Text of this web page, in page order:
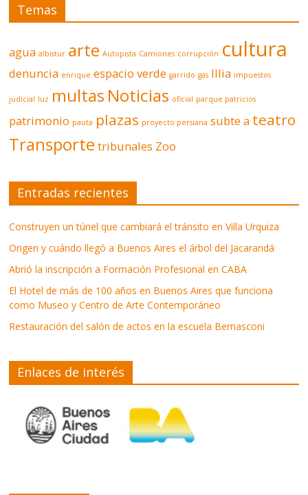
Temas
agua albistur arte Autopista Camiones corrupción cultura
denuncia enrique espacio verde garrido gas Illia impuestos
judicial luz multas Noticias oficial parque patricios
patrimonio pauta plazas proyecto persiana subte a teatro
Transporte tribunales Zoo
Entradas recientes
Construyen un túnel que cambiará el tránsito en Villa Urquiza
Origen y cuándo llegó a Buenos Aires el árbol del Jacarandá
Abrió la inscripción a Formación Profesional en CABA
El Hotel de más de 100 años en Buenos Aires que funciona
como Museo y Centro de Arte Contemporáneo
Restauración del salón de actos en la escuela Bernasconi
Enlaces de interés